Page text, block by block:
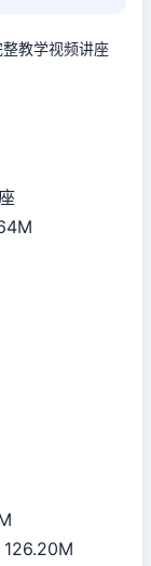
教学视频讲座
126.20M